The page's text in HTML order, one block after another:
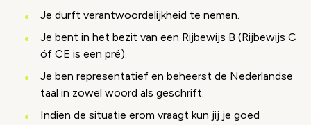
Je durft verantwoordelijkheid te nemen.
Je bent in het bezit van een Rijbewijs B (Rijbewijs C
óf CE is een pré).
Je ben representatief en beheerst de Nederlandse
taal in zowel woord als geschrift.
Indien de situatie erom vraagt kun jij je goed